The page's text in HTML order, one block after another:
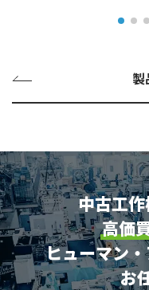
製
中古工
高価
ヒューマン
お